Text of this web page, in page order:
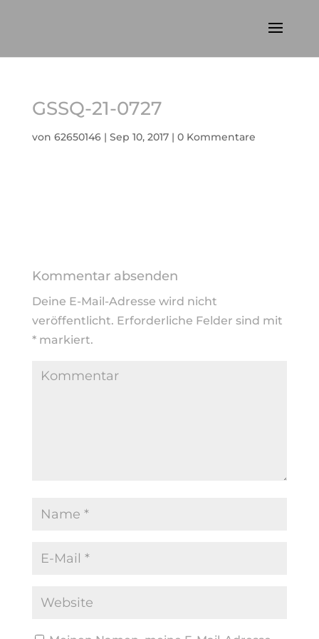
GSSQ-21-0727
von 62650146| Sep 10, 2017| 0 Kommentare
Kommentar absenden
Deine E-Mail-Adresse wird nicht
veröffentlicht. Erforderliche Felder sind mit
*markiert.